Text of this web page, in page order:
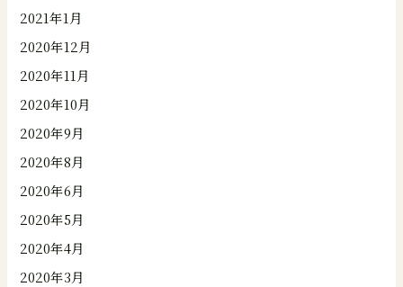
2021年1月
2020年12月
2020年11月
2020年10月
2020年9月
2020年8月
2020年6月
2020年5月
2020年4月
2020年3月